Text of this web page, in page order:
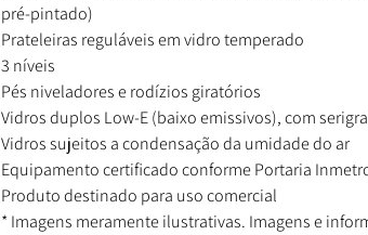
pré-pintado)
Prateleiras reguláveis em vidro temperado
3 níveis
Pés niveladores e rodízios giratórios
Vidros duplos Low-E (baixo emissivos), com
Vidros sujeitos a condensação da umidade do ar
Equipamento certificado conforme Portaria
Produto destinado para uso comercial
* Imagens meramente ilustrativas. Imagens e